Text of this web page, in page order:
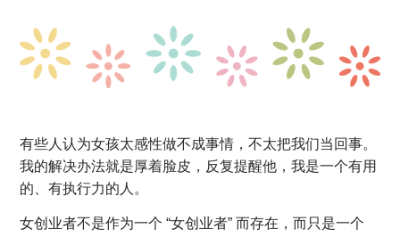
有些人认为女孩太感性做不成事情，不太把我们当回事。
我的解决办法就是厚着脸皮，反复提醒他，我是一个有用
的、有执行力的人。
女创业者不是作为一个 “女创业者” 而存在，而只是一个